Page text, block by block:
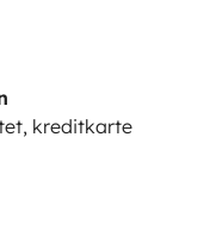
kreditkarte